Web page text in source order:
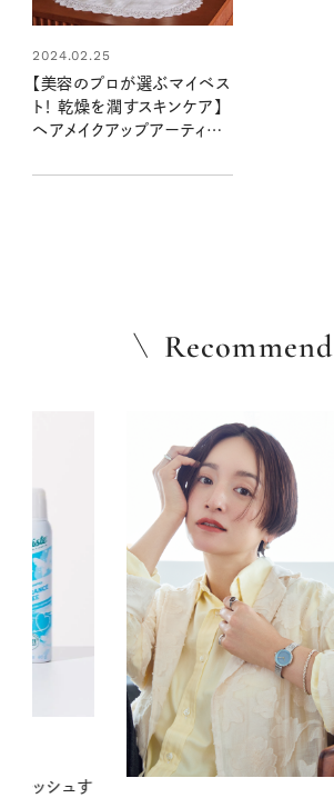
2024.02.25
【美容のプロが選ぶマイベス
ト！ 乾燥を潤すスキンケア】
ヘアメイクアップアーティス
Recommend
2026.06.01